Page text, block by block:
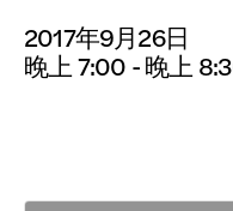
档案
日本語
2017年9月26日
晚上 7:00 - 晚上